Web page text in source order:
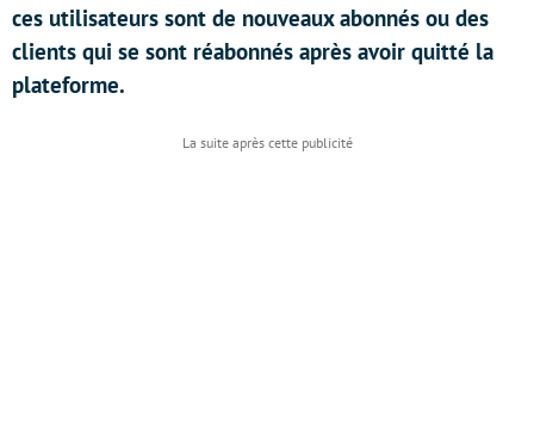
ces utilisateurs sont de nouveaux abonnés ou des
clients qui se sont réabonnés après avoir quitté la
plateforme.